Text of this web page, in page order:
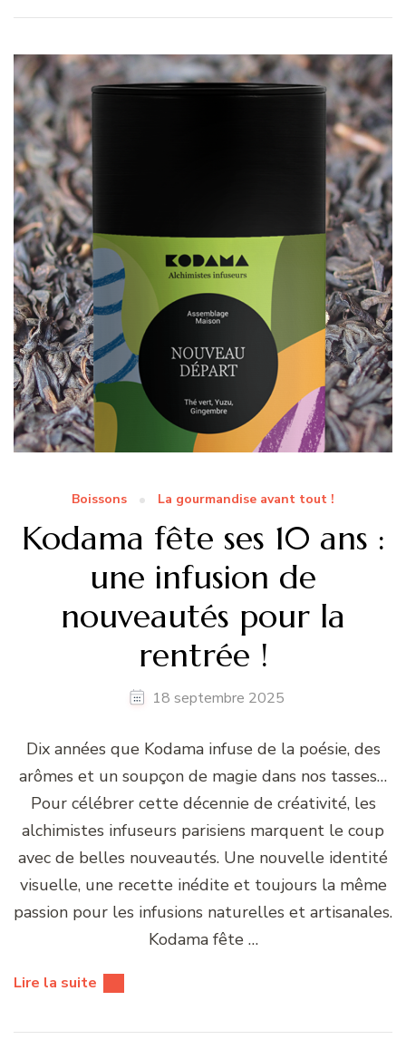
Boissons La gourmandise avant tout !
Kodama fête ses 10 ans :
une infusion de
nouveautés pour la
rentrée !
18 septembre 2025
Dix années que Kodama infuse de la poésie, des
arômes et un soupçon de magie dans nos tasses…
Pour célébrer cette décennie de créativité, les
alchimistes infuseurs parisiens marquent le coup
avec de belles nouveautés. Une nouvelle identité
visuelle, une recette inédite et toujours la même
passion pour les infusions naturelles et artisanales.
Kodama fête …
Lire la suite